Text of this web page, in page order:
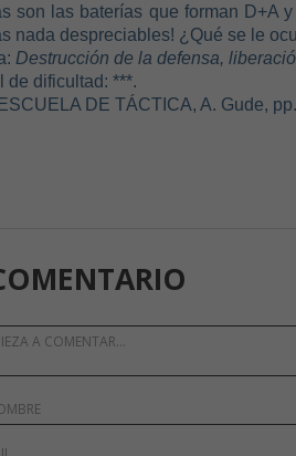
son las baterías que forman D+A
nada despreciables! ¿Qué se le
Destrucción de la defensa,
de dificultad: ***.
DE TÁCTICA, A. Gude,